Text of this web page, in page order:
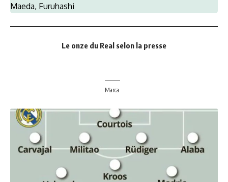
Maeda, Furuhashi
Le onze du Real selon la presse
Marca